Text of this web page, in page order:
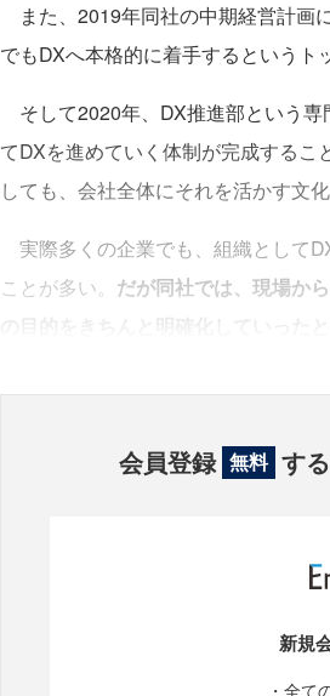
また、2019年同社の中期経営計画
でもDXへ本格的に着手するというト
そして2020年、DX推進部という
てDXを進めていく体制が完成するこ
しても、会社全体にそれを活かす文
実際多くの企業でも、組織として
ことが多い。 だが同社では、現場か
会員登録 無料 す
新規
・全て